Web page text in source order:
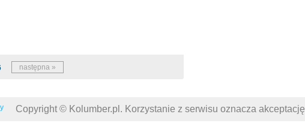
następna »
Copyright © Kolumber.pl. Korzystanie z serwisu oznacza akceptację